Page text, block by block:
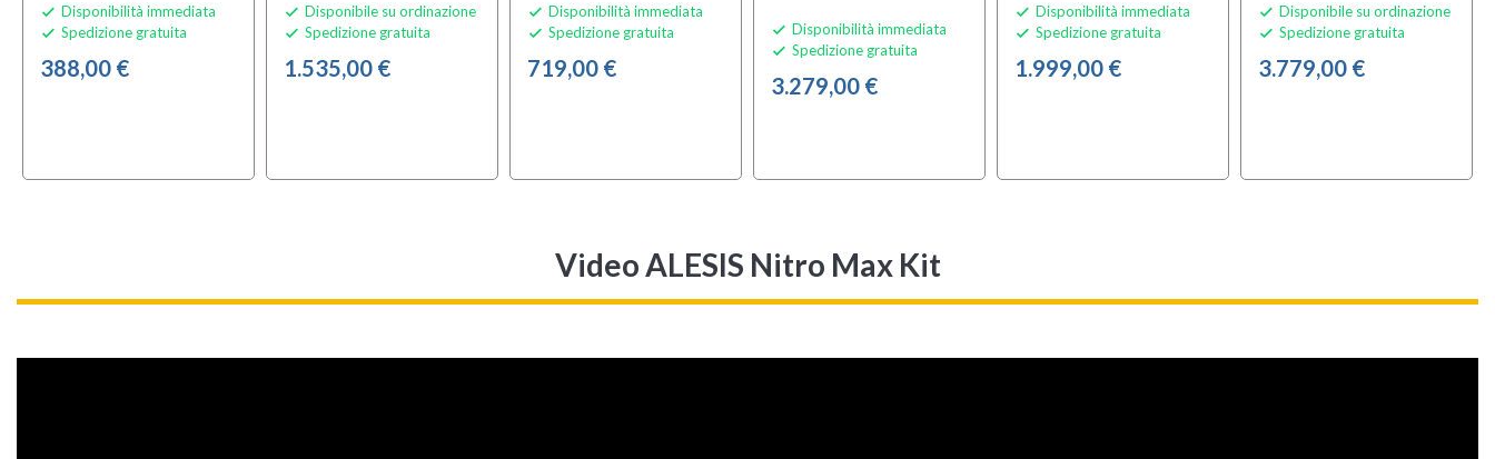
 Disponibilità immediata
 Spedizione gratuita
388,00 €
 Disponibile su ordinazione
 Spedizione gratuita
1.535,00 €
 Disponibilità immediata
 Spedizione gratuita
719,00 €
 Disponibilità immediata
 Spedizione gratuita
3.279,00 €
 Disponibilità immediata
 Spedizione gratuita
1.999,00 €
 Disponibile su ordinazione
 Spedizione gratuita
3.779,00 €
Video ALESIS Nitro Max Kit